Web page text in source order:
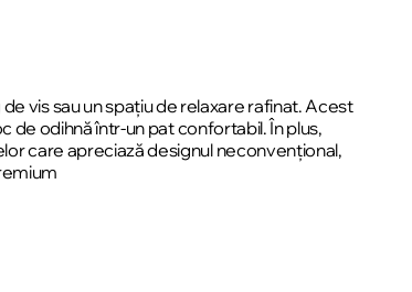
vis sau un spațiu de relaxare rafinat. Acest
de odihnă într-un pat confortabil. În plus,
care apreciază designul neconvențional,